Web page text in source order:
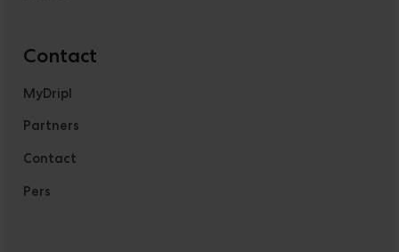
Contact
MyDripl
Partners
Contact
Pers